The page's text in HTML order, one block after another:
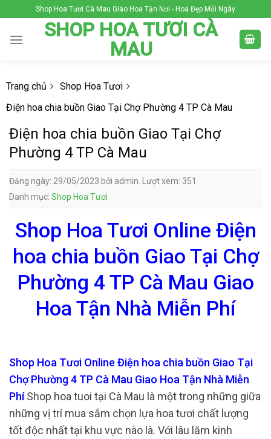
to
content
Shop Hoa Tươi Cà Mau Giao Hoa Tận Nơi - Hoa Đẹp Mỗi Ngày
SHOP HOA TƯƠI CÀ
MAU
Trang chủ
Shop Hoa Tươi
Điện hoa chia buồn Giao Tại Chợ Phường 4 TP Cà Mau
Điện hoa chia buồn Giao Tại Chợ
Phường 4 TP Cà Mau
Đăng ngày: 29/05/2023 bởi admin. Lượt xem: 351
Danh mục: Shop Hoa Tươi
Shop Hoa Tươi Online Điện
hoa chia buồn Giao Tại Chợ
Phường 4 TP Cà Mau Giao
Hoa Tận Nhà Miễn Phí
Shop Hoa Tươi Online Điện hoa chia buồn Giao Tại
Chợ Phường 4 TP Cà Mau Giao Hoa Tận Nhà Miễn
PhíShop hoa tuoi tại Cà Mau là một trong những giữa
những vị trí mua sắm chọn lựa hoa tươi chất lượng
tốt độc nhất tại khu vực nào là. Với lâu lăm kinh